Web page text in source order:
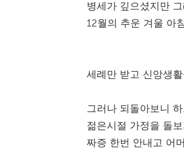
병세가 깊으셨지만
12월의 추운 겨울 아
세례만 받고 신앙생
그러나 되돌아보니
젊은시절 가정을 돌
짜증 한번 안내고 어